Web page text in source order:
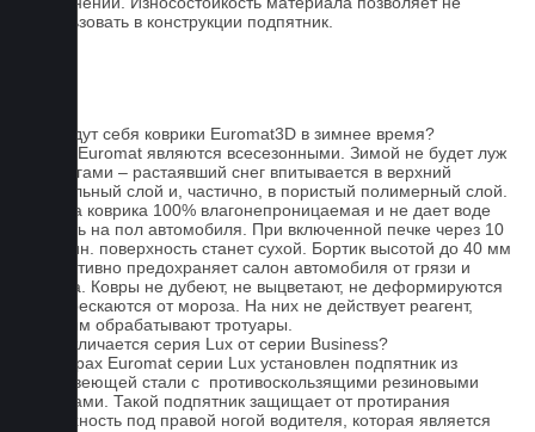
использовать в конструкции подпятник.
Как ведут себя коврики Euromat3D в зимнее время?
Ковры Euromat являются всесезонными. Зимой не будет луж
под ногами – растаявший снег впитывается в верхний
текстильный слой и, частично, в пористый полимерный слой.
Основа коврика 100% влагонепроницаемая и не дает воде
попасть на пол автомобиля. При включенной печке через 10
- 15 мин. поверхность станет сухой. Бортик высотой до 40 мм
эффективно предохраняет салон автомобиля от грязи и
мусора. Ковры не дубеют, не выцветают, не деформируются
и не трескаются от мороза. На них не действует реагент,
которым обрабатывают тротуары.
Чем отличается серия Lux от серии Business?
На коврах Euromat серии Lux установлен подпятник из
нержавеющей стали с противоскользящими резиновыми
вставками. Такой подпятник защищает от протирания
поверхность под правой ногой водителя, которая является